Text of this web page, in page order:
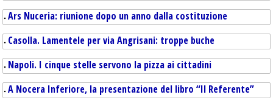
Ars Nuceria: riunione dopo un anno dalla costituzione
Casolla. Lamentele per via Angrisani: troppe buche
Napoli. I cinque stelle servono la pizza ai cittadini
A Nocera Inferiore, la presentazione del libro “Il Referente”